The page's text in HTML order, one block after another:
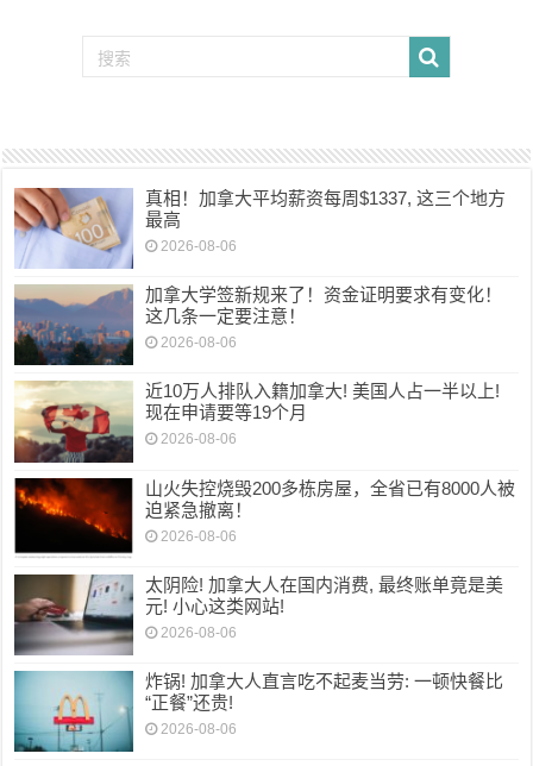
真相！加拿大平均薪资每周$1337, 这三个地方
最高
2026-08-06
加拿大学签新规来了！资金证明要求有变化！
这几条一定要注意！
2026-08-06
近10万人排队入籍加拿大! 美国人占一半以上!
现在申请要等19个月
2026-08-06
山火失控烧毁200多栋房屋，全省已有8000人被
迫紧急撤离！
2026-08-06
太阴险! 加拿大人在国内消费, 最终账单竟是美
元! 小心这类网站!
2026-08-06
炸锅! 加拿大人直言吃不起麦当劳: 一顿快餐比
“正餐”还贵!
2026-08-06